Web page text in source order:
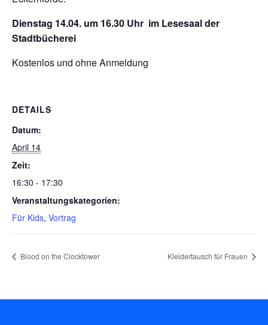
Dienstag 14.04. um 16.30 Uhr im Lesesaal der
Stadtbücherei
Kostenlos und ohne Anmeldung
DETAILS
Datum:
April 14
Zeit:
16:30 - 17:30
Veranstaltungskategorien:
Für Kids, Vortrag
Blood on the Clocktower Kleidertausch für Frauen